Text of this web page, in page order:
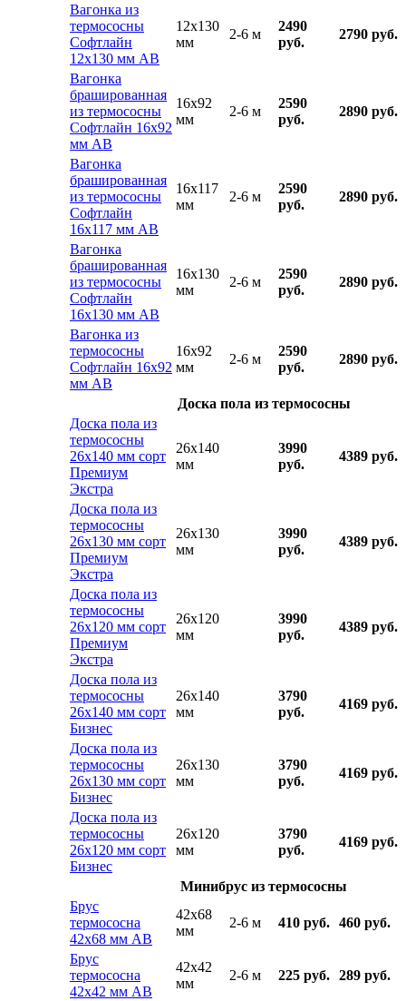
Вагонка из
термососны
Софтлайн
12х130 мм АВ
12x130
мм
2-6 м
2490
руб.
2790 руб.
Вагонка
брашированная
из термососны
Софтлайн 16х92
мм АВ
16x92
мм
2-6 м
2590
руб.
2890 руб.
Вагонка
брашированная
из термососны
Софтлайн
16х117 мм АВ
16x117
мм
2-6 м
2590
руб.
2890 руб.
Вагонка
брашированная
из термососны
Софтлайн
16х130 мм АВ
16x130
мм
2-6 м
2590
руб.
2890 руб.
Вагонка из
термососны
Софтлайн 16х92
мм АВ
16x92
мм
2-6 м
2590
руб.
2890 руб.
Доска пола из термососны
Доска пола из
термососны
26х140 мм сорт
Премиум
Экстра
26x140
мм
3990
руб.
4389 руб.
Доска пола из
термососны
26х130 мм сорт
Премиум
Экстра
26x130
мм
3990
руб.
4389 руб.
Доска пола из
термососны
26х120 мм сорт
Премиум
Экстра
26x120
мм
3990
руб.
4389 руб.
Доска пола из
термососны
26х140 мм сорт
Бизнес
26x140
мм
3790
руб.
4169 руб.
Доска пола из
термососны
26х130 мм сорт
Бизнес
26x130
мм
3790
руб.
4169 руб.
Доска пола из
термососны
26х120 мм сорт
Бизнес
26x120
мм
3790
руб.
4169 руб.
Минибрус из термососны
Брус
термососна
42х68 мм АВ
42x68
мм
2-6 м 410 руб. 460 руб.
Брус
термососна
42х42 мм АВ
42x42
мм
2-6 м 225 руб. 289 руб.